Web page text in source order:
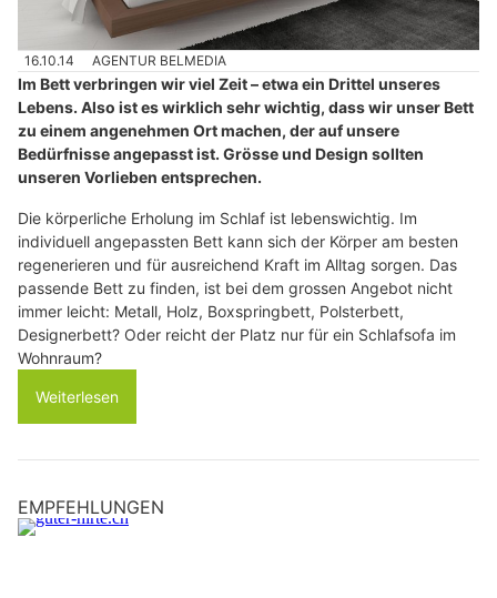
16.10.14 AGENTUR BELMEDIA
Im Bett verbringen wir viel Zeit – etwa ein Drittel unseres
Lebens. Also ist es wirklich sehr wichtig, dass wir unser Bett
zu einem angenehmen Ort machen, der auf unsere
Bedürfnisse angepasst ist. Grösse und Design sollten
unseren Vorlieben entsprechen.
Die körperliche Erholung im Schlaf ist lebenswichtig. Im
individuell angepassten Bett kann sich der Körper am besten
regenerieren und für ausreichend Kraft im Alltag sorgen. Das
passende Bett zu finden, ist bei dem grossen Angebot nicht
immer leicht: Metall, Holz, Boxspringbett, Polsterbett,
Designerbett? Oder reicht der Platz nur für ein Schlafsofa im
Wohnraum?
Weiterlesen
EMPFEHLUNGEN